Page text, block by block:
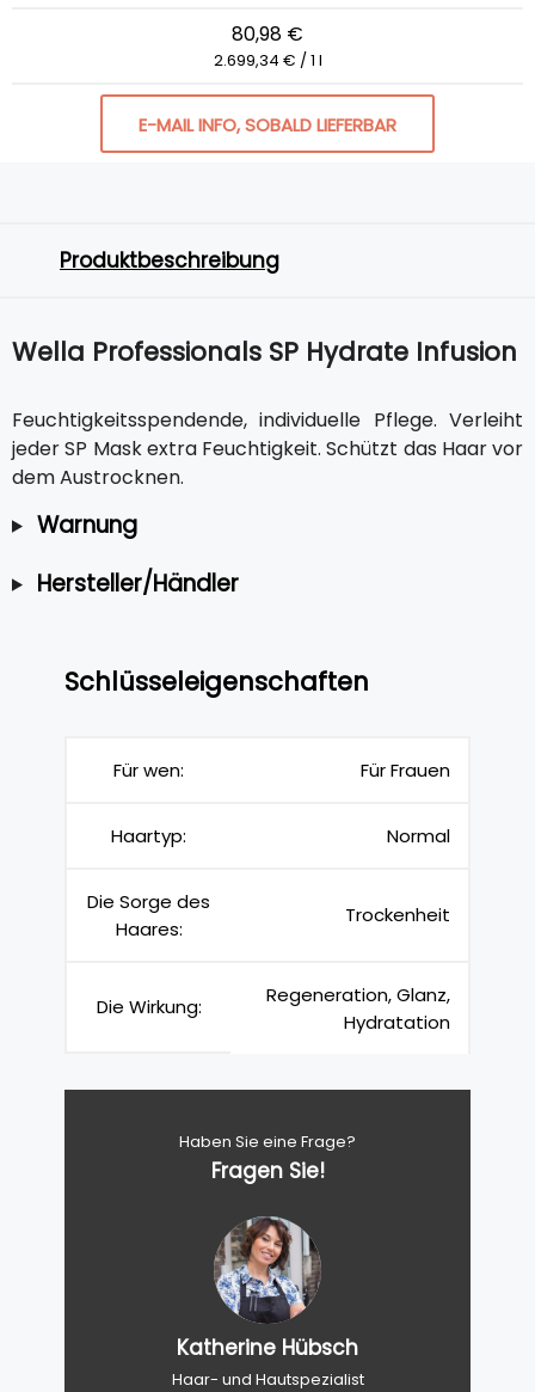
80,98 €
2.699,34 € / 1 l
E-MAIL INFO, SOBALD LIEFERBAR
Produktbeschreibung
Wella Professionals SP Hydrate Infusion
Feuchtigkeitsspendende, individuelle Pflege. Verleiht
jeder SP Mask extra Feuchtigkeit. Schützt das Haar vor
dem Austrocknen.
Warnung
Hersteller/Händler
Schlüsseleigenschaften
Für wen: Für Frauen
Haartyp: Normal
Die Sorge des
Haares:
Trockenheit
Die Wirkung:
Regeneration, Glanz,
Hydratation
Haben Sie eine Frage?
Fragen Sie!
Katherine Hübsch
Haar- und Hautspezialist